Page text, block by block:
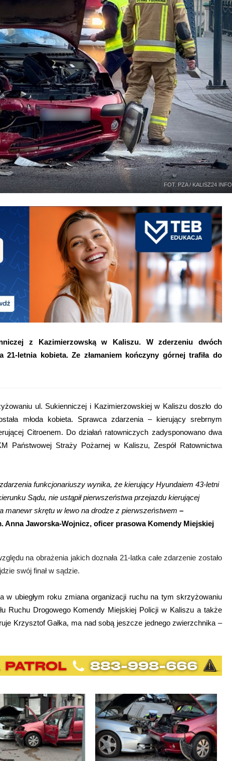
FOT. PZA / KALISZ24 INFO
z Kazimierzowską w Kaliszu. W zderzeniu dwóch
21-letnia kobieta. Ze złamaniem kończyny górnej trafiła do
ul. Sukienniczej i Kazimierzowskiej w Kaliszu doszło do
młoda kobieta. Sprawca zdarzenia – kierujący srebrnym
Citroenem. Do działań ratowniczych zadysponowano dwa
Państwowej Straży Pożarnej w Kaliszu, Zespół Ratownictwa
funkcjonariuszy wynika, że kierujący Hyundaiem 43-letni
Sądu, nie ustąpił pierwszeństwa przejazdu kierującej
manewr skrętu w lewo na drodze z pierwszeństwem –
Anna Jaworska-Wojnicz, oficer prasowa Komendy Miejskiej
na obrażenia jakich doznała 21-latka całe zdarzenie zostało
swój finał w sądzie.
ubiegłym roku zmiana organizacji ruchu na tym skrzyżowaniu
Ruchu Drogowego Komendy Miejskiej Policji w Kaliszu a także
Krzysztof Gałka, ma nad sobą jeszcze jednego zwierzchnika –